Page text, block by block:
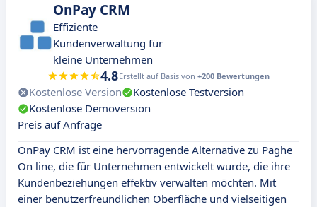
OnPay CRM
Effiziente
Kundenverwaltung für
kleine Unternehmen
4.8Erstellt auf Basis von +200 Bewertungen
Kostenlose Version
Kostenlose Testversion
Kostenlose Demoversion
Preis auf Anfrage
OnPay CRM ist eine hervorragende Alternative zu Paghe
On line, die für Unternehmen entwickelt wurde, die ihre
Kundenbeziehungen effektiv verwalten möchten. Mit
einer benutzerfreundlichen Oberfläche und vielseitigen